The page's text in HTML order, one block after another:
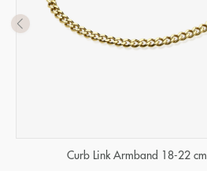
Curb Link Armband 18-22 cm